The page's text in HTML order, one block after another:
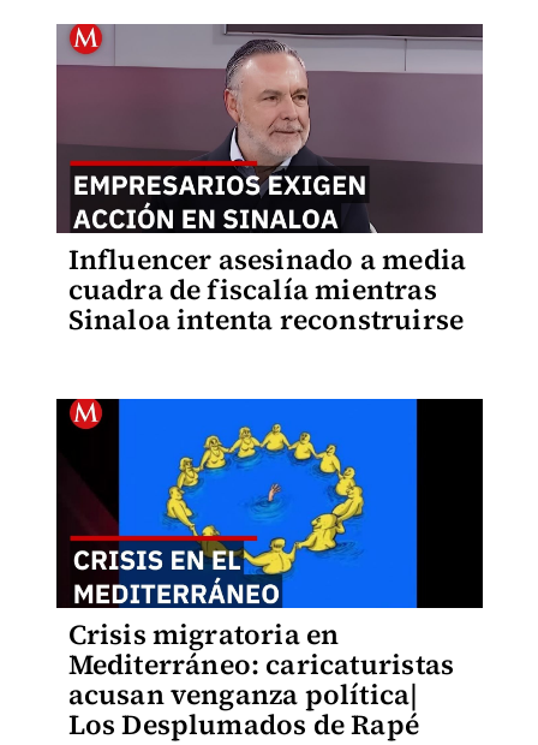
Influencer asesinado a media
cuadra de fiscalía mientras
Sinaloa intenta reconstruirse
Crisis migratoria en
Mediterráneo: caricaturistas
acusan venganza política|
Los Desplumados de Rapé